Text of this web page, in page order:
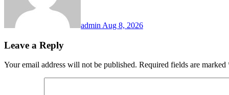
admin Aug 8, 2026
Leave a Reply
Your email address will not be published. Required fields are marked